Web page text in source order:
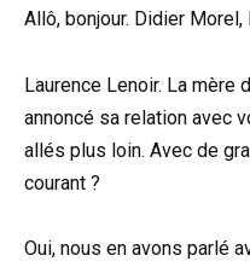
Allô, bonjour. Didier
Laurence Lenoir. La mère
annoncé sa relation avec
allés plus loin. Avec de
courant ?
Oui, nous en avons parlé